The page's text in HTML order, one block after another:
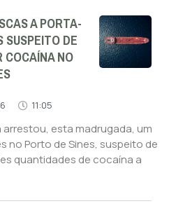
A PORTA-
DE
NO
11:05
arrestou, esta madrugada, um
Porto de Sines, suspeito de
quantidades de cocaína a